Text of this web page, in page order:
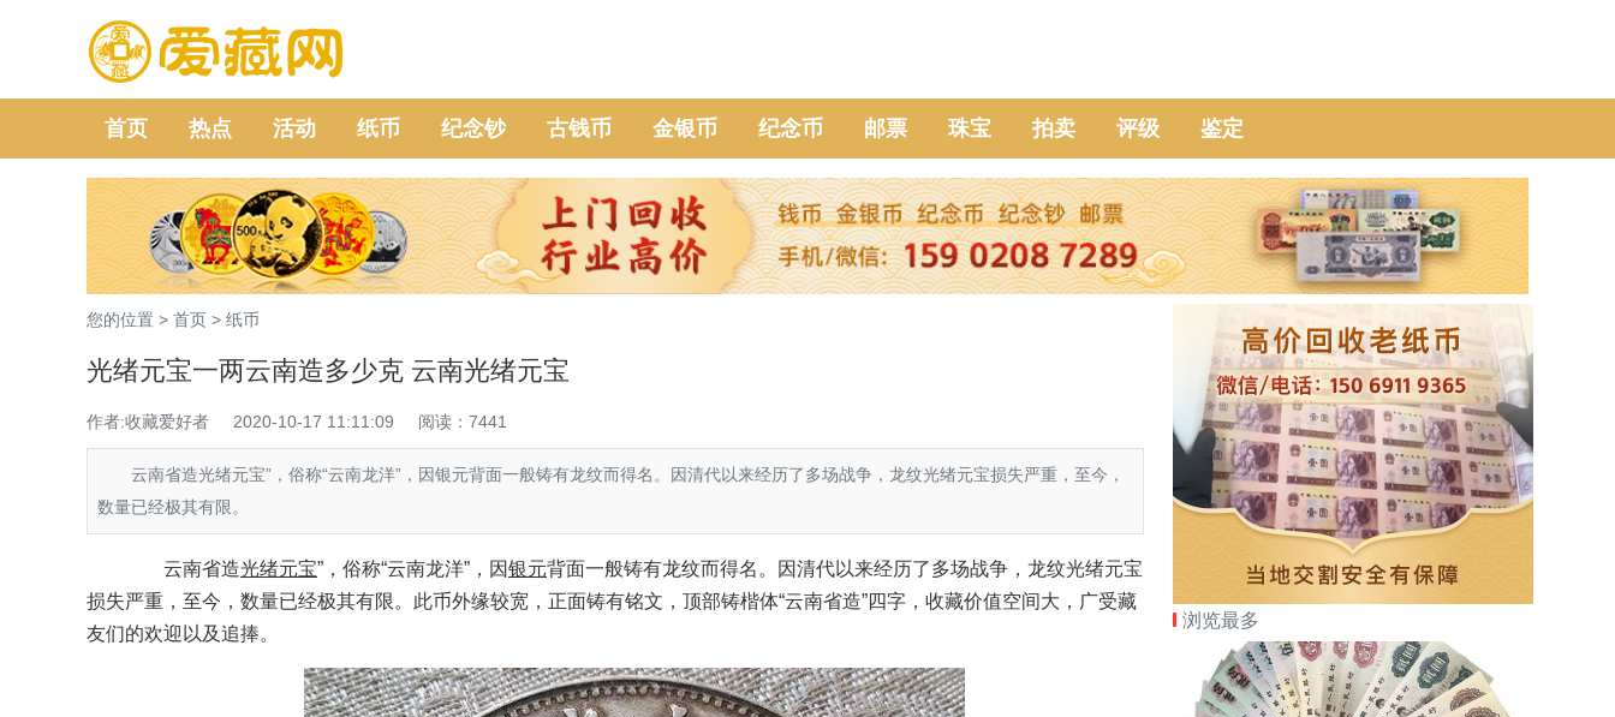
首页 热点 活动 纸币 纪念钞 古钱币 金银币 纪念币 邮票 珠宝 拍卖 评级 鉴定
您的位置 > 首页 > 纸币
光绪元宝一两云南造多少克 云南光绪元宝
作者:收藏爱好者 2020-10-17 11:11:09 阅读：7441
云南省造光绪元宝”，俗称“云南龙洋”，因银元背面一般铸有龙纹而得名。因清代以来经历了多场战争，龙纹光绪元宝损失严重，至今，
数量已经极其有限。
云南省造光绪元宝”，俗称“云南龙洋”，因银元背面一般铸有龙纹而得名。因清代以来经历了多场战争，龙纹光绪元宝
损失严重，至今，数量已经极其有限。此币外缘较宽，正面铸有铭文，顶部铸楷体“云南省造”四字，收藏价值空间大，广受藏
友们的欢迎以及追捧。
浏览最多